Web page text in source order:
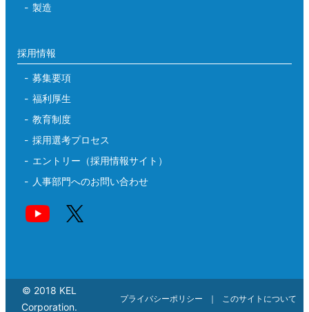
製造
採用情報
募集要項
福利厚生
教育制度
採用選考プロセス
エントリー（採用情報サイト）
人事部門へのお問い合わせ
プライバシーポリシー このサイトについて
© 2018 KEL
Corporation.